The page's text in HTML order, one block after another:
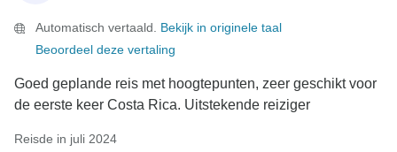
Automatisch vertaald. Bekijk in originele taal
Beoordeel deze vertaling
Goed geplande reis met hoogtepunten, zeer geschikt voor
de eerste keer Costa Rica. Uitstekende reiziger
Reisde in juli 2024